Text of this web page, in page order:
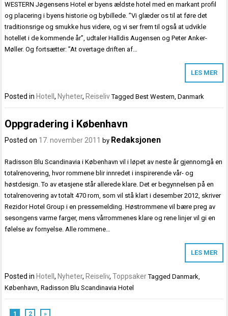
WESTERN Jøgensens Hotel er byens ældste hotel med en markant profil
og placering i byens historie og bybillede. ”Vi glæder os til at føre det
traditionsrige og smukke hus videre, og vi ser frem til også at udvikle
hotellet i de kommende år”, udtaler Halldis Augensen og Peter Anker-
Møller. Og fortsætter: ”At overtage driften af…
LES MER
Posted in Hotell, Nyheter, Reiseliv TaggedBest Western,Danmark
Oppgradering i København
Posted on 17. november 2011 by Redaksjonen
Radisson Blu Scandinavia i København vil i løpet av neste år gjennomgå en
totalrenovering, hvor rommene blir innredet i inspirerende vår- og
høstdesign. To av etasjene står allerede klare. Det er begynnelsen på en
totalrenovering av totalt 470 rom, som vil stå klart i desember 2012, skriver
Rezidor Hotel Group i en pressemelding. Høstrommene vil bære preg av
sesongens varme farger, mens vårrommenes klare og rene linjer vil gi en
følelse av fornyelse. Alle rommene…
LES MER
Posted in Hotell, Nyheter, Reiseliv,Toppsaker TaggedDanmark
København ,Radisson Blu Scandinavia Hotel
1 2 »